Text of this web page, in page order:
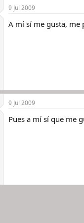
9 Jul 2009
A mí sí me gusta, me
9 Jul 2009
Pues a mí sí que me